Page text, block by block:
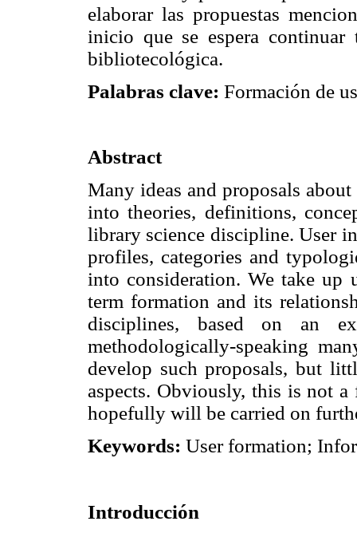
elaborar las propuestas
inicio que se espera
bibliotecológica.
Palabras clave: Formación de
Abstract
Many ideas and proposals
into theories, definitions,
library science discipline. User
profiles, categories and
into consideration. We take up
term formation and its
disciplines, based on an
methodologically-speaking
develop such proposals, but
aspects. Obviously, this is not
hopefully will be carried on
Keywords: User formation;
Introducción